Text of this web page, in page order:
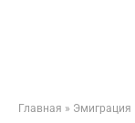
Главная » Эмиграция